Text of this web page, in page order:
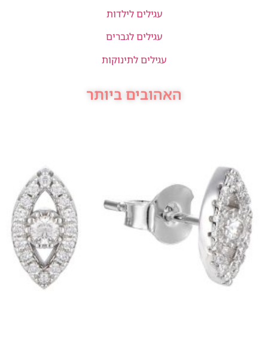
עגילים לילדות
עגילים לגברים
עגילים לתינוקות
האהובים ביותר